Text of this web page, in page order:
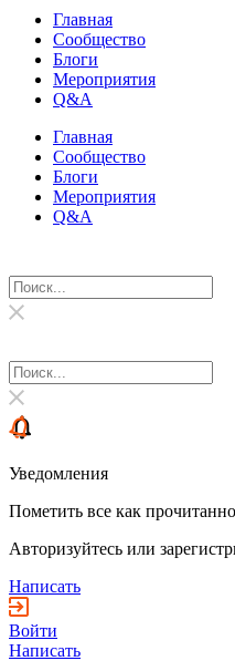
Главная
Сообщество
Блоги
Мероприятия
Q&A
Главная
Сообщество
Блоги
Мероприятия
Q&A
Уведомления
Пометить все как
Авторизуйтесь или
Написать
Войти
Написать